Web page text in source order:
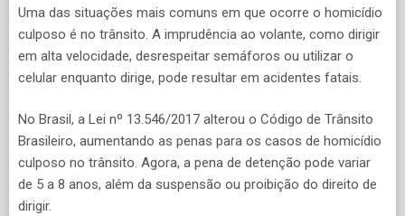
Uma das situações mais comuns em que ocorre o homicídio
culposo é no trânsito. A imprudência ao volante, como dirigir
em alta velocidade, desrespeitar semáforos ou utilizar o
celular enquanto dirige, pode resultar em acidentes fatais.
No Brasil, a Lei nº 13.546/2017 alterou o Código de Trânsito
Brasileiro, aumentando as penas para os casos de homicídio
culposo no trânsito. Agora, a pena de detenção pode variar
de 5 a 8 anos, além da suspensão ou proibição do direito de
dirigir.